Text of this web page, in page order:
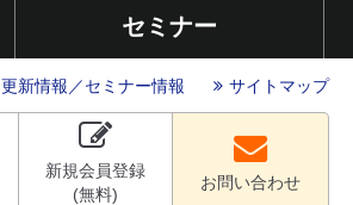
セミナー
更新情報 ／セミナー情報 サイトマップ
新規会員登録
(無料)
お問い合わせ